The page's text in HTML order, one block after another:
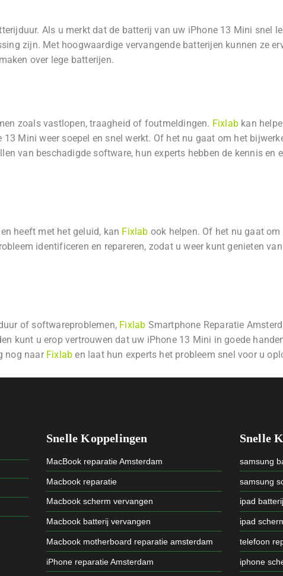
Als u merkt dat de batterij van uw iPhone 13 Mini snel
zijn. Met hoogwaardige vervangende batterijen kunnen ze
over lege batterijen.
zoals vastlopen, traagheid of foutmeldingen. Fixlab kan
Mini weer soepel en snel werkt. Of het nu gaat om het
van beschadigde software, hun experts hebben de kennis en
heeft met het geluid, kan Fixlab ook helpen. Of het nu gaat om
identificeren en repareren, zodat u weer kunt genieten van
of softwareproblemen, Fixlab Smartphone Reparatie
kunt u erop vertrouwen dat uw iPhone 13 Mini in goede
nog naar Fixlab en laat hun experts het probleem snel voor u
Snelle Koppelingen
MacBook reparatie Amsterdam
Macbook reparatie
Macbook scherm vervangen
Macbook batterij vervangen
Macbook motherboard reparatie amsterdam
iPhone reparatie Amsterdam
Snelle
samsung
samsung
ipad
ipad
telefoon
iphone